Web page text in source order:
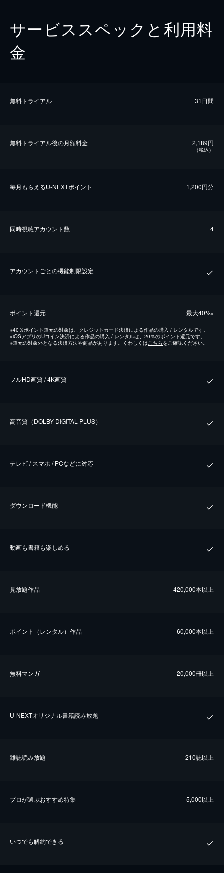
サービススペックと利用料
金
無料トライアル 31日間
無料トライアル後の⽉額料金 2,189円
（税込）
毎⽉もらえるU-NEXTポイント 1,200円分
同時視聴アカウント数 4
アカウントごとの機能制限設定
ポイント還元 最⼤40%※
※40％ポイント還元の対象は、クレジットカード決済による作品の購入 / レンタルです。
※iOSアプリのUコイン決済による作品の購入 / レンタルは、20％のポイント還元です。
※還元の対象外となる決済方法や商品があります。くわしくはこちらをご確認ください。
フルHD画質 / 4K画質
⾼⾳質（DOLBY DIGITAL PLUS）
テレビ / スマホ / PCなどに対応
ダウンロード機能
動画も書籍も楽しめる
⾒放題作品 420,000本以上
ポイント（レンタル）作品 60,000本以上
無料マンガ 20,000冊以上
U-NEXTオリジナル書籍読み放題
雑誌読み放題 210誌以上
プロが選ぶおすすめ特集 5,000以上
いつでも解約できる